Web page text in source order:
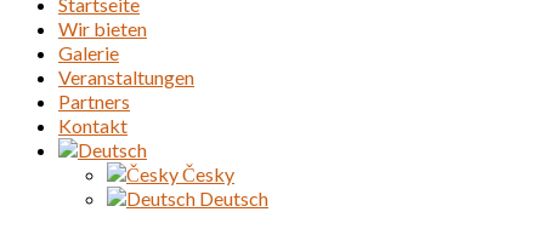
Wir bieten
Galerie
Veranstaltungen
Partners
Kontakt
Česky
Deutsch